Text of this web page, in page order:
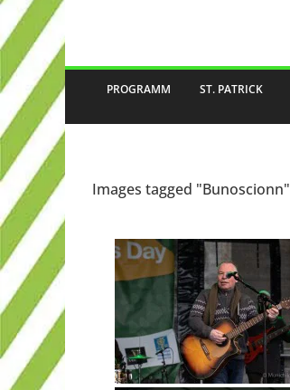
PROGRAMM ST. PATRICK
Images tagged "Bunoscionn"